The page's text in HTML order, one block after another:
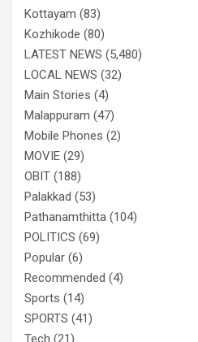
Kottayam (83)
Kozhikode (80)
LATEST NEWS (5,480)
LOCAL NEWS (32)
Main Stories (4)
Malappuram (47)
Mobile Phones (2)
MOVIE (29)
OBIT (188)
Palakkad (53)
Pathanamthitta (104)
POLITICS (69)
Popular (6)
Recommended (4)
Sports (14)
SPORTS (41)
Tech (21)